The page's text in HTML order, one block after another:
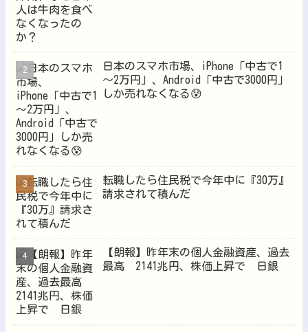
日本のスマホ市場、iPhone「中古で1
～2万円」、Android「中古で3000円」
しか売れなくなる😰
転職したら住民税で今年中に『30万』
請求されて積んだ
【朗報】昨年末の個人金融資産、過去
最高 2141兆円、株価上昇で 日銀